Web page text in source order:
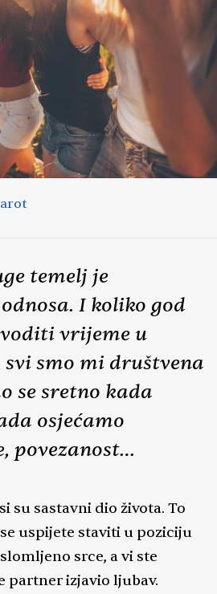
temelj je
I koliko god
vrijeme u
smo mi društvena
se sretno kada
osjećamo
povezanost…
su sastavni dio života. To
uspijete staviti u poziciju
srce, a vi ste
partner izjavio ljubav.